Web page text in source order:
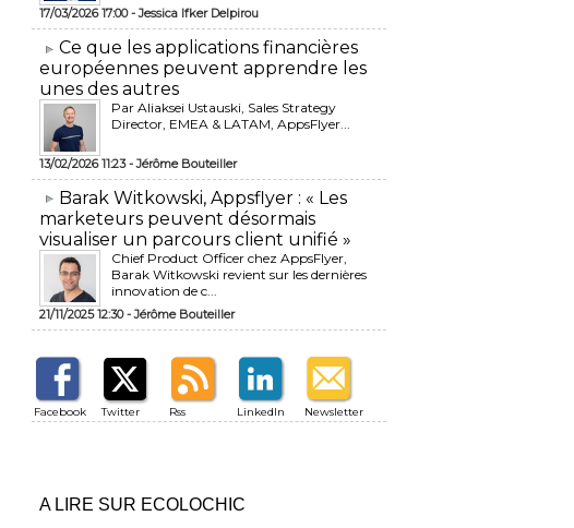
17/03/2026 17:00 -Jessica Ifker Delpirou
​Ce que les applications financières
européennes peuvent apprendre les
unes des autres
Par Aliaksei Ustauski, Sales Strategy
Director, EMEA & LATAM, AppsFlyer...
13/02/2026 11:23 -Jérôme Bouteiller
​Barak Witkowski, Appsflyer : « Les
marketeurs peuvent désormais
visualiser un parcours client unifié »
Chief Product Officer chez AppsFlyer, ​
Barak Witkowski revient sur les dernières
innovation de c...
21/11/2025 12:30 -Jérôme Bouteiller
Facebook Twitter Rss LinkedIn Newsletter
A LIRE SUR ECOLOCHIC